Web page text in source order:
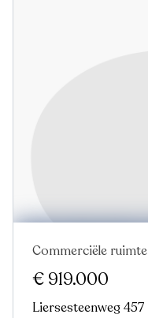
Commerciële
€ 919.000
Liersesteenweg